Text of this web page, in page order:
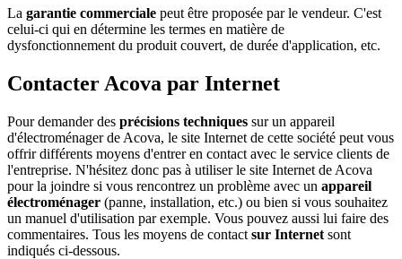
La garantie commerciale peut être proposée par le vendeur. C'est
celui-ci qui en détermine les termes en matière de
dysfonctionnement du produit couvert, de durée d'application, etc.
Contacter Acova par Internet
Pour demander des précisions techniques sur un appareil
d'électroménager de Acova, le site Internet de cette société peut vous
offrir différents moyens d'entrer en contact avec le service clients de
l'entreprise. N'hésitez donc pas à utiliser le site Internet de Acova
pour la joindre si vous rencontrez un problème avec un appareil
électroménager (panne, installation, etc.) ou bien si vous souhaitez
un manuel d'utilisation par exemple. Vous pouvez aussi lui faire des
commentaires. Tous les moyens de contact sur Internet sont
indiqués ci-dessous.